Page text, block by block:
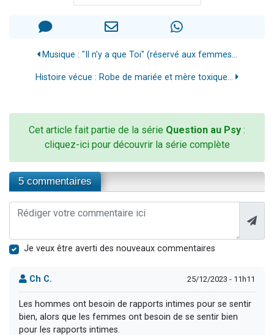
Musique : "Il n'y a que Toi" (réservé aux femmes...
Histoire vécue : Robe de mariée et mère toxique...
Cet article fait partie de la série Question au Psy :
cliquez-ici pour découvrir la série complète
5 commentaires
Je veux être averti des nouveaux commentaires
Ch C. 25/12/2023 - 11h11
Les hommes ont besoin de rapports intimes pour se sentir
bien, alors que les femmes ont besoin de se sentir bien
pour les rapports intimes.